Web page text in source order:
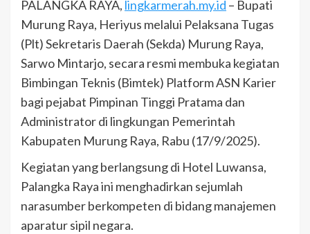
PALANGKA RAYA, lingkarmerah.my.id – Bupati
Murung Raya, Heriyus melalui Pelaksana Tugas
(Plt) Sekretaris Daerah (Sekda) Murung Raya,
Sarwo Mintarjo, secara resmi membuka kegiatan
Bimbingan Teknis (Bimtek) Platform ASN Karier
bagi pejabat Pimpinan Tinggi Pratama dan
Administrator di lingkungan Pemerintah
Kabupaten Murung Raya, Rabu (17/9/2025).
Kegiatan yang berlangsung di Hotel Luwansa,
Palangka Raya ini menghadirkan sejumlah
narasumber berkompeten di bidang manajemen
aparatur sipil negara.